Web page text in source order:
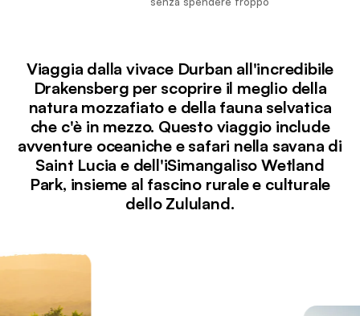
Viaggia dalla vivace Durban all'incredibile
Drakensberg per scoprire il meglio della
natura mozzafiato e della fauna selvatica
che c'è in mezzo. Questo viaggio include
avventure oceaniche e safari nella savana di
Saint Lucia e dell'iSimangaliso Wetland
Park, insieme al fascino rurale e culturale
dello Zululand.